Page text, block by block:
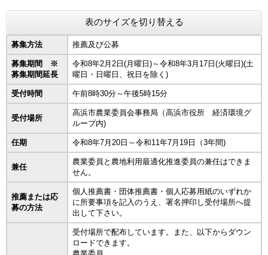
表のサイズを切り替える
募集方法 推薦及び公募
募集期間 ※
募集期間延長
令和8年2月2日(月曜日)～令和8年3月17日(火曜日)(土
曜日・日曜日、祝日を除く)
受付時間 午前8時30分～午後5時15分
受付場所
高浜市農業委員会事務局（高浜市役所 経済環境グ
ループ内)
任期 令和8年7月20日～令和11年7月19日（3年間)
兼任
農業委員と農地利用最適化推進委員の兼任はできま
せん。
推薦または応
募の方法
個人推薦書・団体推薦書・個人応募用紙のいずれか
に所要事項を記入のうえ、署名押印し受付場所へ提
出して下さい。
受付場所で配布しています。また、以下からダウン
ロードできます。